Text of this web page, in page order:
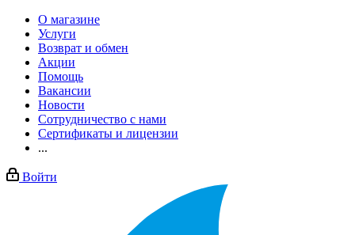
О магазине
Услуги
Возврат и обмен
Акции
Помощь
Вакансии
Новости
Сотрудничество с нами
Сертификаты и лицензии
...
Войти